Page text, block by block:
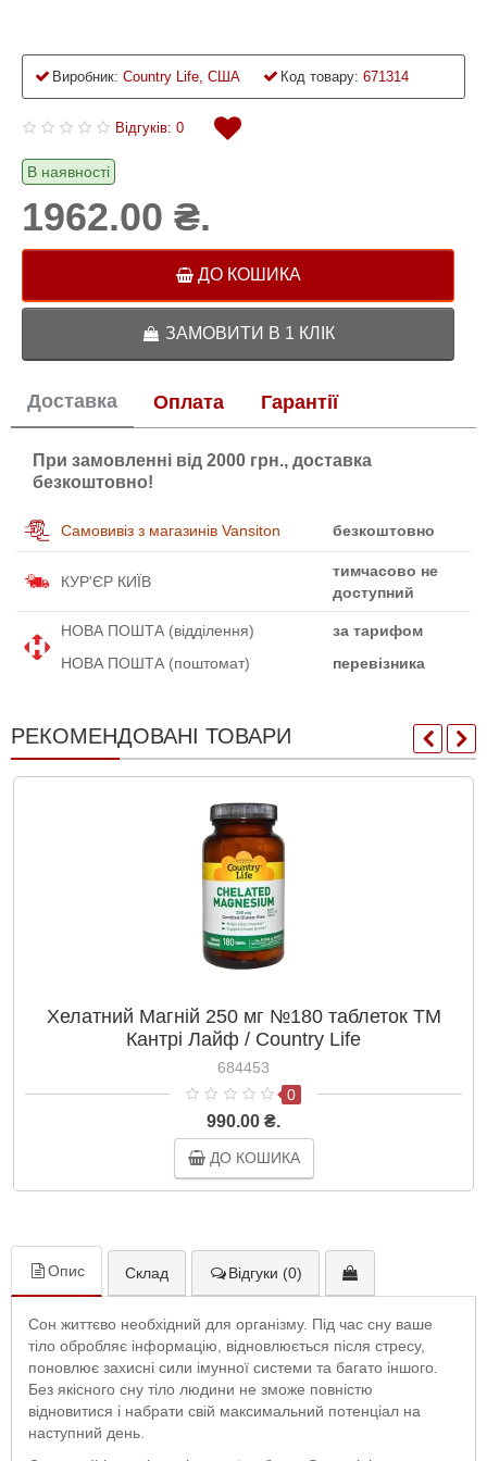
Виробник: Country Life, США Код товару: 671314
Відгуків: 0
В наявності
1962.00 ₴.
ДО КОШИКА
ЗАМОВИТИ В 1 КЛІК
Доставка Оплата Гарантії
При замовленні від 2000 грн., доставка
безкоштовно!
Самовивіз з магазинів Vansiton безкоштовно
КУР'ЄР КИЇВ
тимчасово не
доступний
НОВА ПОШТА (відділення)
за тарифом
НОВА ПОШТА (поштомат)
перевізника
РЕКОМЕНДОВАНІ ТОВАРИ
Хелатний Магній 250 мг №180 таблеток ТМ
Кантрі Лайф / Country Life
684453
0
990.00 ₴.
ДО КОШИКА
Опис Склад Відгуки (0)
Сон життєво необхідний для організму. Під час сну ваше
тіло обробляє інформацію, відновлюється після стресу,
поновлює захисні сили імунної системи та багато іншого.
Без якісного сну тіло людини не зможе повністю
відновитися і набрати свій максимальний потенціал на
наступний день.